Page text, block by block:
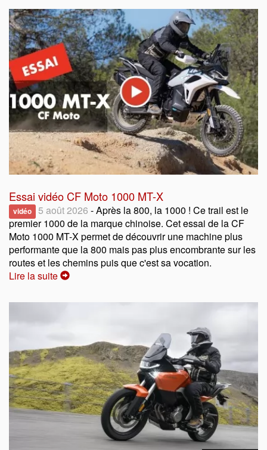
Essai vidéo CF Moto 1000 MT-X
vidéo 5 août 2026 - Après la 800, la 1000 ! Ce trail est le
premier 1000 de la marque chinoise. Cet essai de la CF
Moto 1000 MT-X permet de découvrir une machine plus
performante que la 800 mais pas plus encombrante sur les
routes et les chemins puis que c'est sa vocation.
Lire la suite